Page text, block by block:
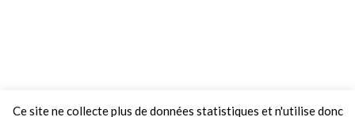
Ce site ne collecte plus de données statistiques et n'utilise donc